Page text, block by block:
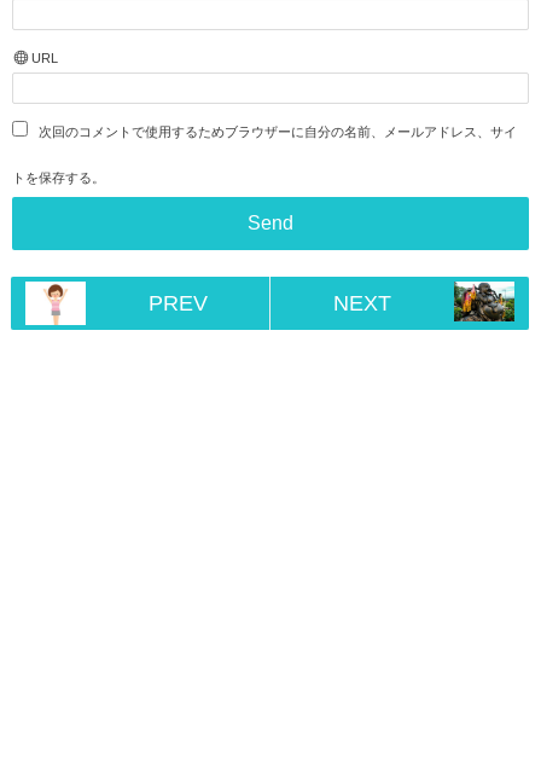
URL
次回のコメントで使用するためブラウザーに自分の名前、メールアドレス、サイ
トを保存する。
PREV NEXT